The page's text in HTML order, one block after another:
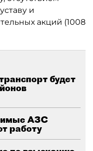
и
акций (1008
будет
АЗС
работу